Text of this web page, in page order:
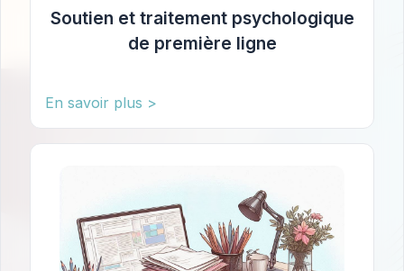
Soutien et traitement psychologique
de première ligne
En savoir plus >